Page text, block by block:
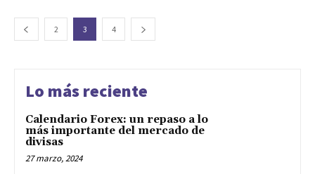
2 3 4
Lo más reciente
Calendario Forex: un repaso a lo
más importante del mercado de
divisas
27 marzo, 2024